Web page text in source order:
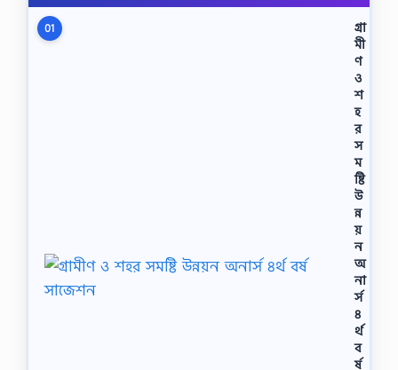
01
গ্রা
মী
ণ
ও
শ
হ
র
স
ম
ষ্টি
উ
ন্ন
য়
ন
অ
না
র্স
৪
র্থ
ব
র্ষ